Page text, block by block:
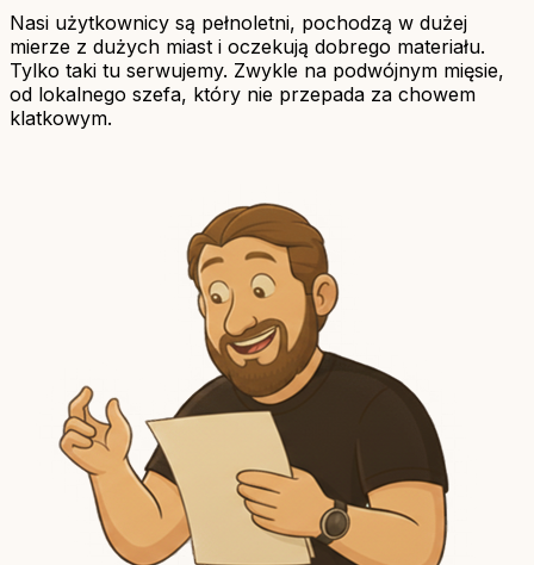
Nasi użytkownicy są pełnoletni, pochodzą w dużej
mierze z dużych miast i oczekują dobrego materiału.
Tylko taki tu serwujemy. Zwykle na podwójnym mięsie,
od lokalnego szefa, który nie przepada za chowem
klatkowym.